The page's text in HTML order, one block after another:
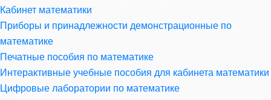
Кабинет математики
Приборы и принадлежности демонстрационные по
математике
Печатные пособия по математике
Интерактивные учебные пособия для кабинета математики
Цифровые лаборатории по математике